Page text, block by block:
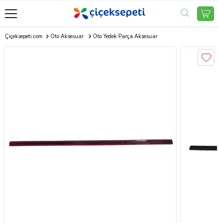
Çiçeksepeti.com Oto Aksesuar Oto Yedek Parça Aksesuar